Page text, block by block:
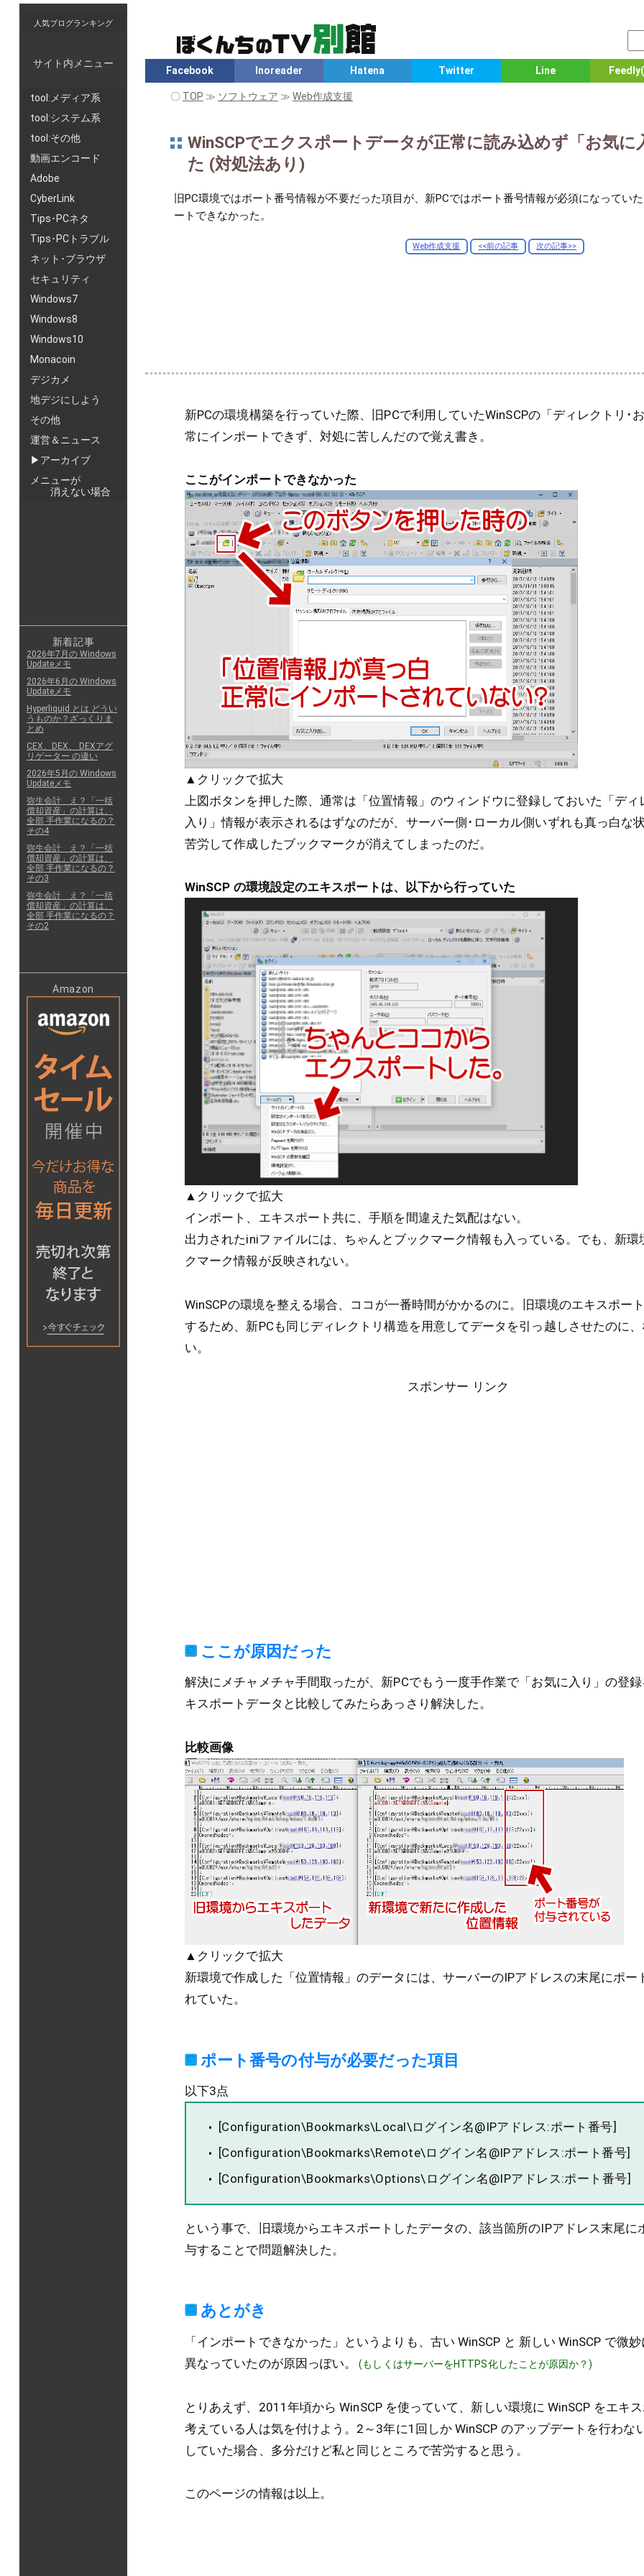
人気ブログランキング
サイト内メニュー
tool:メディア系
tool:システム系
tool:その他
動画エンコード
Adobe
CyberLink
Tips･PCネタ
Tips･PCトラブル
ネット･ブラウザ
セキュリティ
Windows7
Windows8
Windows10
Monacoin
デジカメ
地デジにしよう
その他
運営＆ニュース
▶アーカイブ
メニューが
消えない場合
Facebook Inoreader Hatena Twitter Line
〇 TOP ≫ ソフトウェア ≫ Web作成支援
WinSCPでエクスポートデータが正常に読み込めず「お気に
た (対処法あり)
旧PC環境ではポート番号情報が不要だった項目が、新PCではポート番号情報が必須になってい
ートできなかった。
Web作成支援 <<前の記事 次の記事>>
新PCの環境構築を行っていた際、旧PCで利用していたWinSCPの「ディレクトリ･
常にインポートできず、対処に苦しんだので覚え書き。
ここがインポートできなかった
▲クリックで拡大
上図ボタンを押した際、通常は「位置情報」のウィンドウに登録しておいた「ディ
入り」情報が表示されるはずなのだが、サーバー側･ローカル側いずれも真っ白な状
苦労して作成したブックマークが消えてしまったのだ。
WinSCP の環境設定のエキスポートは、以下から行っていた
▲クリックで拡大
インポート、エキスポート共に、手順を間違えた気配はない。
出力されたiniファイルには、ちゃんとブックマーク情報も入っている。でも、新環
クマーク情報が反映されない。
WinSCPの環境を整える場合、ココが一番時間がかかるのに。旧環境のエキスポー
するため、新PCも同じディレクトリ構造を用意してデータを引っ越しさせたのに
い。
スポンサー リンク
ここが原因だった
解決にメチャメチャ手間取ったが、新PCでもう一度手作業で「お気に入り」の登
キスポートデータと比較してみたらあっさり解決した。
比較画像
▲クリックで拡大
新環境で作成した「位置情報」のデータには、サーバーのIPアドレスの末尾にポー
れていた。
ポート番号の付与が必要だった項目
以下3点
[Configuration\Bookmarks\Local\ログイン名@IPアドレス:ポート番号]
[Configuration\Bookmarks\Remote\ログイン名@IPアドレス:ポート番号]
[Configuration\Bookmarks\Options\ログイン名@IPアドレス:ポート番号]
という事で、旧環境からエキスポートしたデータの、該当箇所のIPアドレス末尾に
与することで問題解決した。
あとがき
「インポートできなかった」というよりも、古い WinSCP と 新しい WinSCP で微
異なっていたのが原因っぽい。
(もしくはサーバーをHTTPS化したことが原因か？)
とりあえず、2011年頃から WinSCP を使っていて、新しい環境に WinSCP をエキ
考えている人は気を付けよう。2～3年に1回しか WinSCP のアップデートを行わな
していた場合、多分だけど私と同じところで苦労すると思う。
このページの情報は以上。
新着記事
2026年7月の Windows
Updateメモ
2026年6月の Windows
Updateメモ
Hyperliquid とは どうい
うものか？ざっくりま
とめ
CEX、DEX、 DEXアグ
リゲーター の違い
2026年5月の Windows
Updateメモ
弥生会計 え？「一括
償却資産」の計算は、
全部 手作業になるの？
その4
弥生会計 え？「一括
償却資産」の計算は、
全部 手作業になるの？
その3
弥生会計 え？「一括
償却資産」の計算は、
全部 手作業になるの？
その2
Amazon